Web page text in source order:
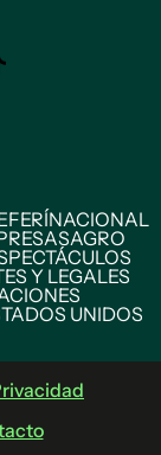
NACIONAL
AGRO
Y LEGALES
UNIDOS